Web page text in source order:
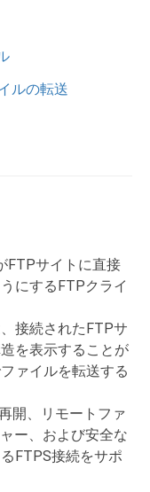
ルの転送
FTPサイトに直接
にするFTPクライ
接続されたFTPサ
を表示することが
ァイルを転送する
開、リモートファ
ー、および安全な
FTPS接続をサポ